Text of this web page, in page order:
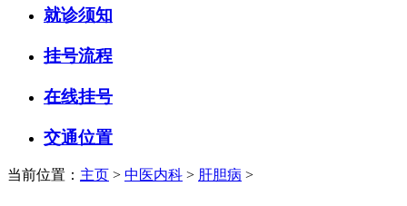
就诊须知
挂号流程
在线挂号
交通位置
当前位置： 主页 > 中医内科 > 肝胆病 >